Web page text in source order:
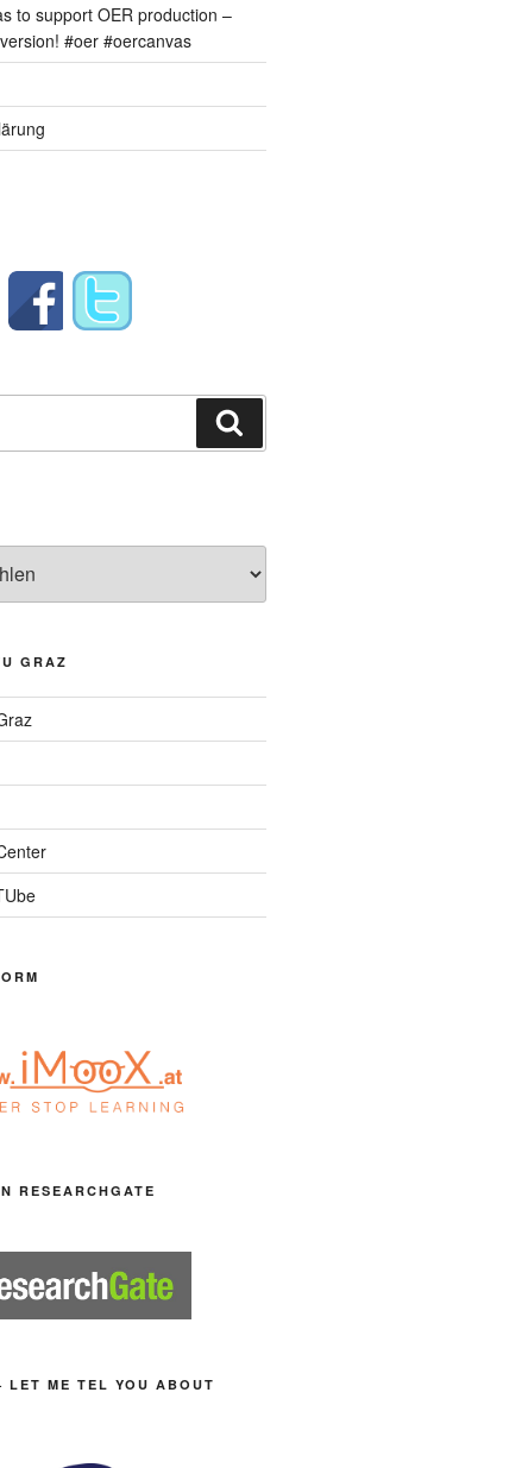
to support OER production –
#oer #oercanvas
GRAZ
RESEARCHGATE
LET ME TEL YOU ABOUT